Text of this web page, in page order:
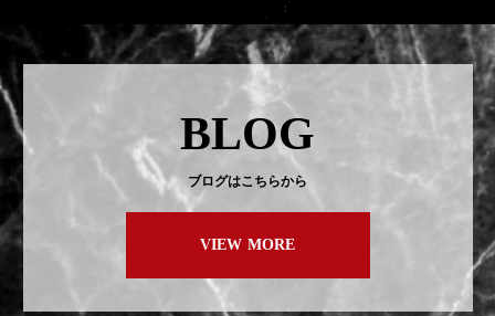
BLOG
ブログはこちらから
VIEW MORE